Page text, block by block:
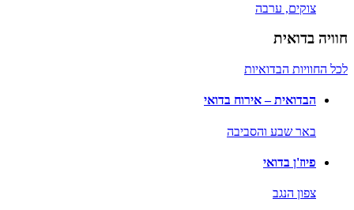
צוקים, ערבה
חוויה בדואית
לכל החוויות הבדואיות
הבדואית – אירוח בדואי
באר שבע והסביבה
פיוז'ן בדואי
צפון הנגב